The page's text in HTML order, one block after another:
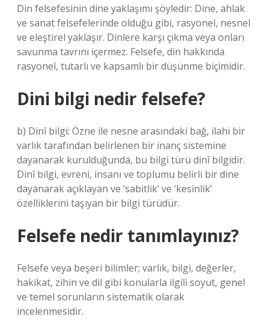
Din felsefesinin dine yaklaşımı şöyledir: Dine, ahlak
ve sanat felsefelerinde olduğu gibi, rasyonel, nesnel
ve eleştirel yaklaşır. Dinlere karşı çıkma veya onları
savunma tavrını içermez. Felsefe, din hakkında
rasyonel, tutarlı ve kapsamlı bir düşünme biçimidir.
Dini bilgi nedir felsefe?
b) Dinî bilgi: Özne ile nesne arasındaki bağ, ilahi bir
varlık tarafından belirlenen bir inanç sistemine
dayanarak kurulduğunda, bu bilgi türü dinî bilgidir.
Dinî bilgi, evreni, insanı ve toplumu belirli bir dine
dayanarak açıklayan ve ‘sabitlik’ ve ‘kesinlik’
özelliklerini taşıyan bir bilgi türüdür.
Felsefe nedir tanımlayınız?
Felsefe veya beşeri bilimler; varlık, bilgi, değerler,
hakikat, zihin ve dil gibi konularla ilgili soyut, genel
ve temel sorunların sistematik olarak
incelenmesidir.